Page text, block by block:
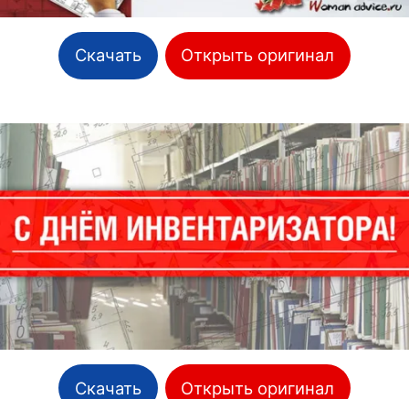
Скачать Открыть оригинал
Скачать Открыть оригинал